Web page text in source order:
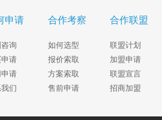
申请
询
请
请
们
合作考察
如何选型
报价索取
方案索取
售前申请
合作联盟
联盟计划
加盟申请
联盟宣言
招商加盟